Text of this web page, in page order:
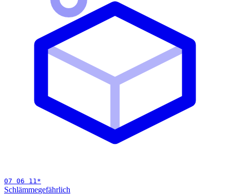
07 06 11*
Schlämmegefährlich